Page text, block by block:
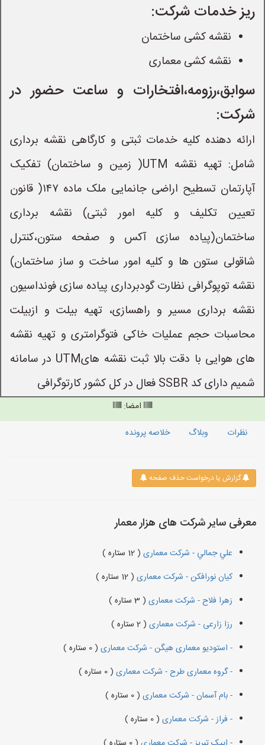
ریز خدمات شرکت:
نقشه کشی ساختمان
نقشه کشی معماری
سوابق،رزومه،افتخارات و ساعت حضور در
شرکت:
ارائه دهنده کلیه خدمات ثبتی و کارگاهی نقشه برداری
شامل: تهیه نقشه UTM( زمین و ساختمان) تفکیک
آپارتمان تسطیح اراضی جانمایی ملک ماده ۱۴۷( قانون
تعیین تکلیف و کلیه امور ثبتی) نقشه برداری
ساختمان(پیاده سازی آکس و صفحه ستون،کنترل
شاقولی ستون ها و کلیه امور ساخت و ساز ساختمان)
نقشه توپوگرافی نظارت گودبرداری پیاده سازی فونداسیون
نقشه برداری مسیر و راهسازی، تهیه بیلت و ازبیلت
محاسبات حجم عملیات خاکی فتوگرامتری و تهیه نقشه
های هوایی با دقت بالا ثبت نقشه هایUTM در سامانه
شمیم دارای کد SSBR فعال در کل کشور کارتوگرافی
امضا:
نظرات
وبلاگ خلاصه پرونده
گزارش یا درخواست حذف صفحه
معرفی سایر شرکت های هزار معمار
علي جمالي - شرکت معماری ( 12 ستاره )
کیان نورافکن - شرکت معماری ( 12 ستاره )
زهرا فلاح - شرکت معماری ( 3 ستاره )
رزا زارعی - شرکت معماری ( 2 ستاره )
- استودیو معماری هیگن - شرکت معماری ( 0 ستاره )
- گروه معماری طرح - شرکت معماری ( 0 ستاره )
- بام آسمان - شرکت معماری ( 0 ستاره )
- فراز - شرکت معماری ( 0 ستاره )